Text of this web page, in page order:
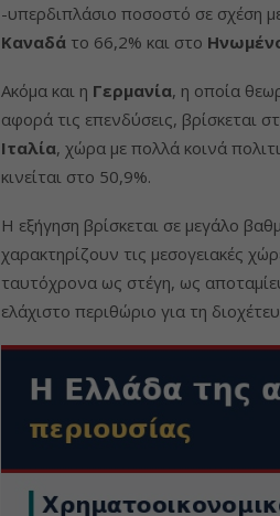
-υπερδιπλάσιο ποσοστό σε σχέση
Καναδά το 66,2% και στο
Ακόμα και η Γερμανία, η οποία
αφορά τις επενδύσεις,
Ιταλία, χώρα με πολλά κοινά
κινείται στο 50,9%.
Η εξήγηση βρίσκεται σε μεγάλο
χαρακτηρίζουν τις μεσογειακές
ταυτόχρονα ως στέγη, ως
ελάχιστο περιθώριο για τη